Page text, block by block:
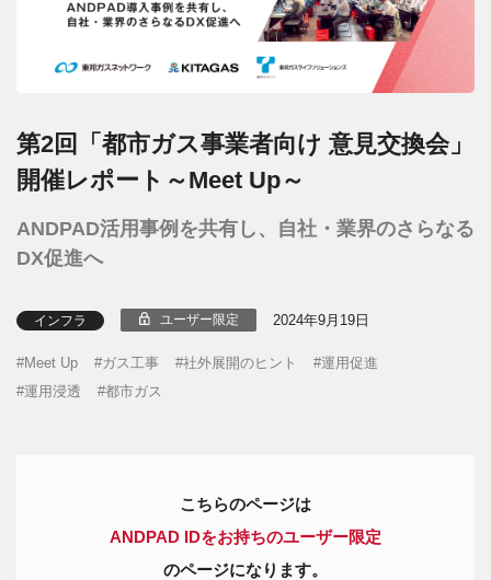
第2回「都市ガス事業者向け 意見交換会」
開催レポート～Meet Up～
ANDPAD活用事例を共有し、自社・業界のさらなる
DX促進へ
インフラ ユーザー限定 2024年9月19日
Meet Up ガス工事 社外展開のヒント
運用促進
運用浸透
都市ガス
こちらのページは
ANDPAD IDをお持ちのユーザー限定
のページになります。